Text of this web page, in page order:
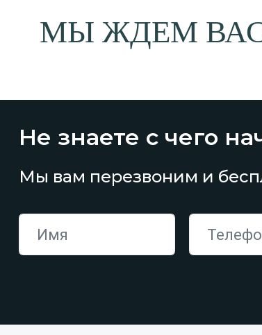
МЫ ЖДЕМ
Не знаете с чего
Мы вам перезвоним и